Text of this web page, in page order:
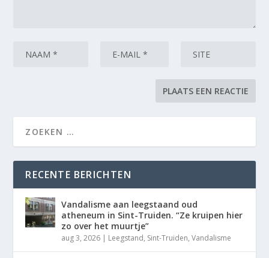
RECENTE BERICHTEN
Vandalisme aan leegstaand oud
atheneum in Sint-Truiden. “Ze kruipen hier
zo over het muurtje”
aug 3, 2026 | Leegstand, Sint-Truiden,Vandalisme